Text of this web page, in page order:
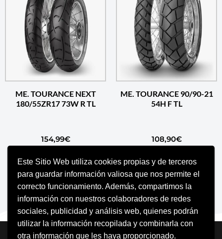
Este Sitio Web utiliza cookies propias y de terceros
para guardar información valiosa que nos permite el
correcto funcionamiento. Además, compartimos la
información con nuestros colaboradores de redes
sociales, publicidad y análisis web, quienes podrán
utilizar la información recopilada y combinarla con
otra información que les haya proporcionado.
ME. TOURANCE NEXT
180/55ZR17 73W R TL
154,99€
AÑADIR AL CARRITO
ME. TOURANCE 90/90-21
54H F TL
108,90€
AÑADIR AL CARRITO
Neve | Funciona gracias a WordPress